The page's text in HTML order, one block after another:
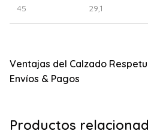
45 29,1
Ventajas del Calzado
Envíos & Pagos
Productos